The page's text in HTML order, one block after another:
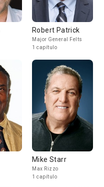
Robert Patrick
Major General Felts
1 capítulo
Mike Starr
Max Rizzo
1 capítulo